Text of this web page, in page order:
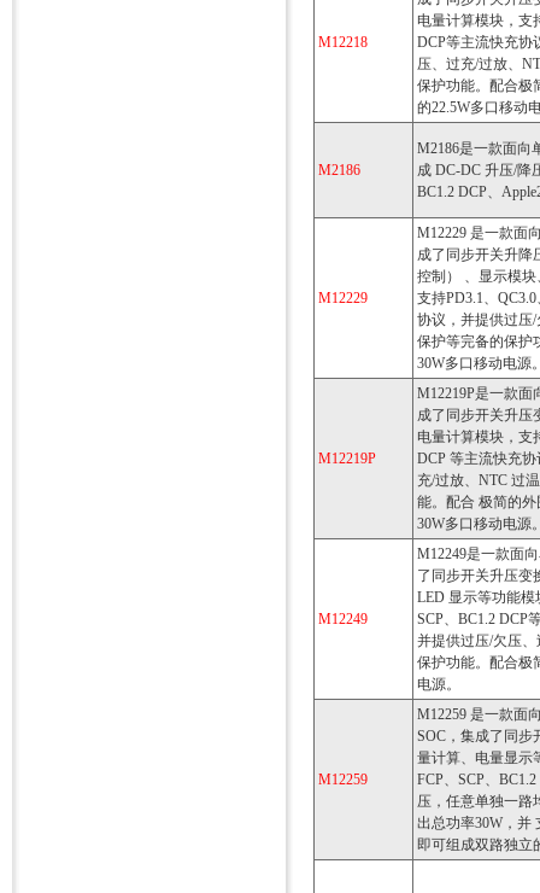
M12218
电量计算模块，支
DCP等主流快充协
压、过充/过放、
保护功能。配合极
的22.5W多口移动
M2186
M2186是一款面向
成 DC-DC 升压/降
BC1.2 DCP、
M12229
M12229 是一款面
成了同步开关升降
控制） 、显示模
支持PD3.1、
协议，并提供过压
保护等完备的保护
30W多口移动电源
M12219P
M12219P是一款面
成了同步开关升压
电量计算模块，支
DCP 等主流快充
充/过放、NTC 过
能。配合 极简的
30W多口移动电源
M12249
M12249是一款面
了同步开关升压变
LED 显示等功能模
SCP、BC1.2 DCP
并提供过压/欠压
保护功能。配合极
电源。
M12259
M12259 是一款面
SOC，集成了同步
量计算、电量显示
FCP、SCP、
压，任意单独一路
出总功率30W，并
即可组成双路独立